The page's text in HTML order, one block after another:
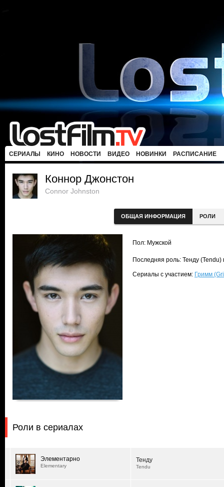
СЕРИАЛЫ КИНО НОВОСТИ ВИДЕО НОВИНКИ РАСПИСАНИЕ
Коннор Джонстон
Connor Johnston
ОБЩАЯ ИНФОРМАЦИЯ РОЛИ
Пол: Мужской
Последняя роль: Тенду
Сериалы с участием: Гримм
Роли в сериалах
Элементарно
Elementary
Тенду
Tendu